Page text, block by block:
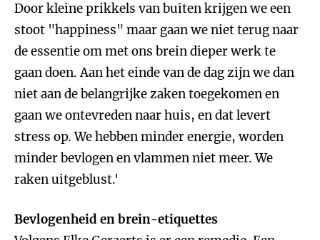
Door kleine prikkels van buiten krijgen we een
stoot "happiness" maar gaan we niet terug naar
de essentie om met ons brein dieper werk te
gaan doen. Aan het einde van de dag zijn we dan
niet aan de belangrijke zaken toegekomen en
gaan we ontevreden naar huis, en dat levert
stress op. We hebben minder energie, worden
minder bevlogen en vlammen niet meer. We
raken uitgeblust.'
Bevlogenheid en brein-etiquettes